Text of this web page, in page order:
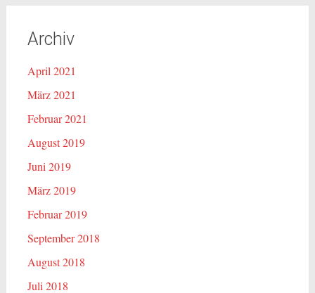
Archiv
April 2021
März 2021
Februar 2021
August 2019
Juni 2019
März 2019
Februar 2019
September 2018
August 2018
Juli 2018